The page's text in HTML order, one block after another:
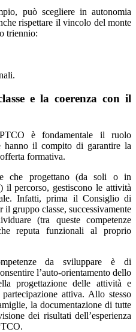
può scegliere in autonomia
rispettare il vincolo del monte
triennio:
e la coerenza con il
è fondamentale il ruolo
hanno il compito di garantire la
formativa.
che progettano (da soli o in
il percorso, gestiscono le attività
Infatti, prima il Consiglio di
il gruppo classe, successivamente
(tra queste competenze
reputa funzionali al proprio
da sviluppare è di
l’auto-orientamento dello
progettazione delle attività e
attiva. Allo stesso
la documentazione di tutte
dei risultati dell’esperienza